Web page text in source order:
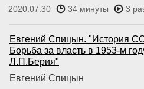
2020.07.30 34 минуты 3
Евгений Спицын. "История
Борьба за власть в 1953-м
Л.П.Берия"
Евгений Спицын